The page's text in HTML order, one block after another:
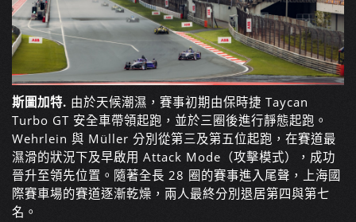
斯圖加特. 由於天候潮濕，賽事初期由保時捷 Taycan
Turbo GT 安全車帶領起跑，並於三圈後進行靜態起跑。
Wehrlein 與 Müller 分別從第三及第五位起跑，在賽道最
濕滑的狀況下及早啟用 Attack Mode（攻擊模式），成功
晉升至領先位置。隨著全長 28 圈的賽事進入尾聲，上海國
際賽車場的賽道逐漸乾燥，兩人最終分別退居第四與第七
名。